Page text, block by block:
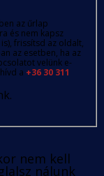
az űrlap
és nem kapsz
frissítsd az oldalt,
az esetben, ha az
velünk e-
a +36 30 311
nem kell
nálunk